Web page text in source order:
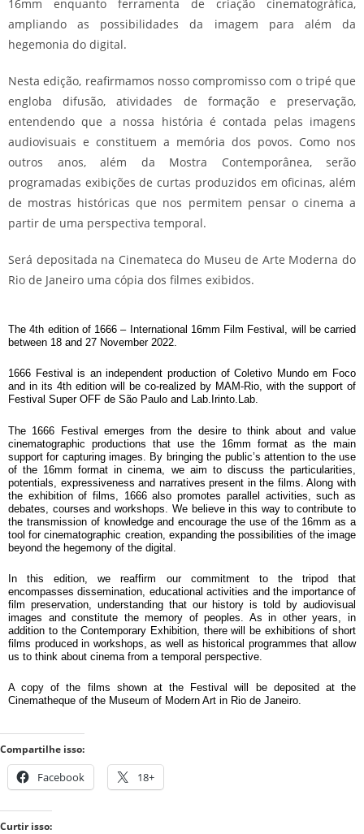
16mm enquanto ferramenta de criação cinematográfica,
ampliando as possibilidades da imagem para além da
hegemonia do digital.
Nesta edição, reafirmamos nosso compromisso com o tripé que
engloba difusão, atividades de formação e preservação,
entendendo que a nossa história é contada pelas imagens
audiovisuais e constituem a memória dos povos. Como nos
outros anos, além da Mostra Contemporânea, serão
programadas exibições de curtas produzidos em oficinas, além
de mostras históricas que nos permitem pensar o cinema a
partir de uma perspectiva temporal.
Será depositada na Cinemateca do Museu de Arte Moderna do
Rio de Janeiro uma cópia dos filmes exibidos.
The 4th edition of 1666 – International 16mm Film Festival, will be carried
between 18 and 27 November 2022.
1666 Festival is an independent production of Coletivo Mundo em Foco
and in its 4th edition will be co-realized by MAM-Rio, with the support of
Festival Super OFF de São Paulo and Lab.Irinto.Lab.
The 1666 Festival emerges from the desire to think about and value
cinematographic productions that use the 16mm format as the main
support for capturing images. By bringing the public’s attention to the use
of the 16mm format in cinema, we aim to discuss the particularities,
potentials, expressiveness and narratives present in the films. Along with
the exhibition of films, 1666 also promotes parallel activities, such as
debates, courses and workshops. We believe in this way to contribute to
the transmission of knowledge and encourage the use of the 16mm as a
tool for cinematographic creation, expanding the possibilities of the image
beyond the hegemony of the digital.
In this edition, we reaffirm our commitment to the tripod that
encompasses dissemination, educational activities and the importance of
film preservation, understanding that our history is told by audiovisual
images and constitute the memory of peoples. As in other years, in
addition to the Contemporary Exhibition, there will be exhibitions of short
films produced in workshops, as well as historical programmes that allow
us to think about cinema from a temporal perspective.
A copy of the films shown at the Festival will be deposited at the
Cinematheque of the Museum of Modern Art in Rio de Janeiro.
Compartilhe isso:
Facebook 18+
Curtir isso: